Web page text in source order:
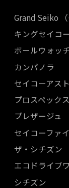
Grand Seiko
キングセイコー
ボールウォッ
カンパノラ
セイコーアス
プロスペックス
プレザージュ
セイコーファ
ザ・シチズン
エコドライブ
シチズン